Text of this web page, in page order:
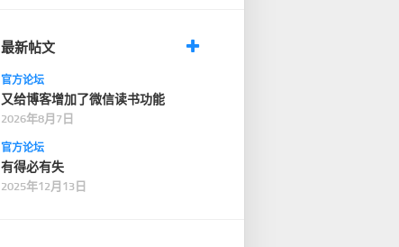
最新帖文
官方论坛
又给博客增加了微信读书功能
2026年8月7日
官方论坛
有得必有失
2025年12月13日